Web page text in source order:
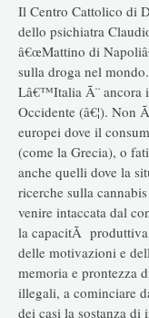
Il Centro Cattolico di
dello psichiatra
â€œMattino di
sulla droga nel
Lâ€™Italia Ã¨ ancora
Occidente (â€¦). Non
europei dove il
(come la Grecia), o
anche quelli dove la
ricerche sulla
venire intaccata dal
la capacitÃ
delle motivazioni e
memoria e prontezza
illegali, a cominciare
dei casi la sostanza di